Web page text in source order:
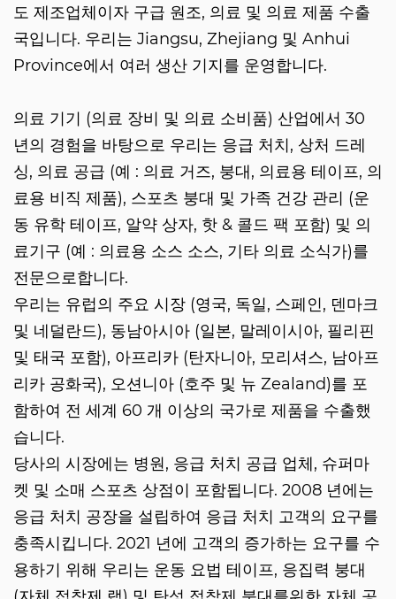
도 제조업체이자 구급 원조, 의료 및 의료 제품 수출
국입니다. 우리는 Jiangsu, Zhejiang 및 Anhui
Province에서 여러 생산 기지를 운영합니다.
의료 기기 (의료 장비 및 의료 소비품) 산업에서 30
년의 경험을 바탕으로 우리는 응급 처치, 상처 드레
싱, 의료 공급 (예 : 의료 거즈, 붕대, 의료용 테이프, 의
료용 비직 제품), 스포츠 붕대 및 가족 건강 관리 (운
동 유학 테이프, 알약 상자, 핫 & 콜드 팩 포함) 및 의
료기구 (예 : 의료용 소스 소스, 기타 의료 소식가)를
전문으로합니다.
우리는 유럽의 주요 시장 (영국, 독일, 스페인, 덴마크
및 네덜란드), 동남아시아 (일본, 말레이시아, 필리핀
및 태국 포함), 아프리카 (탄자니아, 모리셔스, 남아프
리카 공화국), 오션니아 (호주 및 뉴 Zealand)를 포
함하여 전 세계 60 개 이상의 국가로 제품을 수출했
습니다.
당사의 시장에는 병원, 응급 처치 공급 업체, 슈퍼마
켓 및 소매 스포츠 상점이 포함됩니다. 2008 년에는
응급 처치 공장을 설립하여 응급 처치 고객의 요구를
충족시킵니다. 2021 년에 고객의 증가하는 요구를 수
용하기 위해 우리는 운동 요법 테이프, 응집력 붕대